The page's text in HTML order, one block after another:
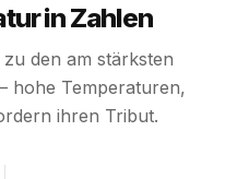
in Zahlen
den am stärksten
hohe Temperaturen,
ihren Tribut.